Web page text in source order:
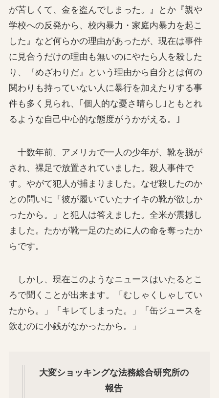
が苦しくて、金を盗んでしまった。』とか『親や
学校への反発から、校内暴力・家庭内暴力を起こ
した』など何らかの理由があったが、現在は事件
に見合うだけの理由も無いのにやたら人を殺した
り、『めざわりだ』という理由から自分とは何の
関わりも持っていない人に暴行を加えたりする事
件も多く見られ、｢個人的な憂さ晴らし｣ともとれ
るような自己中心的な態度がうかがえる。｣
十数年前、アメリカで一人の少年が、靴を脱が
され、裸足で放置されていました。殺人事件で
す。やがて犯人が捕まりました。なぜ殺したのか
との問いに「彼が履いていたナイキの靴が欲しか
ったから。」と犯人は答えました。全米が震撼し
ました。たかが靴一足のために人の命を奪ったか
らです。
しかし、現在このようなニュースはいたるとこ
ろで聞くことが出来ます。「むしゃくしゃしてい
たから。」「キレてしまった。」「缶ジュースを
飲むのに小銭がなかったから。」
大変ショッキングな法務総合研究所の
報告